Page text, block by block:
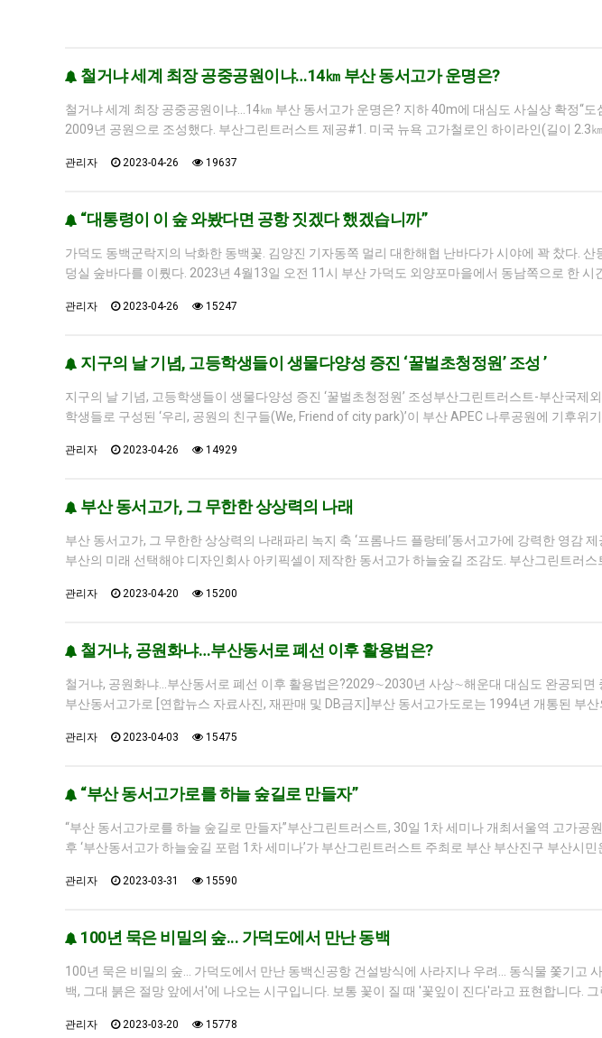
철거냐 세계 최장 공중공원이냐…14㎞ 부산 동서고가 운명은?
철거냐 세계 최장 공중공원이냐…14㎞ 부산 동서고가 운명은? 지하 40m에 대심도 사실상 확정“
2009년 공원으로 조성했다. 부산그린트러스트 제공#1. 미국 뉴욕 고가철로인 하이라인(길이 2.3
관리자 2023-04-26 19637
“대통령이 이 숲 와봤다면 공항 짓겠다 했겠습니까”
가덕도 동백군락지의 낙화한 동백꽃. 김양진 기자동쪽 멀리 대한해협 난바다가 시야에 꽉 찼다.
덩실 숲바다를 이뤘다. 2023년 4월13일 오전 11시 부산 가덕도 외양포마을에서 동남쪽으로 한 시
관리자 2023-04-26 15247
지구의 날 기념, 고등학생들이 생물다양성 증진 ‘꿀벌초청정원’ 조성 ’
지구의 날 기념, 고등학생들이 생물다양성 증진 ‘꿀벌초청정원’ 조성부산그린트러스트-부산국제
학생들로 구성된 ‘우리, 공원의 친구들(We, Friend of city park)’이 부산 APEC 나루공원에 기후위
관리자 2023-04-26 14929
부산 동서고가, 그 무한한 상상력의 나래
부산 동서고가, 그 무한한 상상력의 나래파리 녹지 축 ‘프롬나드 플랑테’동서고가에 강력한 영감
부산의 미래 선택해야 디자인회사 아키픽셀이 제작한 동서고가 하늘숲길 조감도. 부산그린트러
관리자 2023-04-20 15200
철거냐, 공원화냐…부산동서로 폐선 이후 활용법은?
철거냐, 공원화냐…부산동서로 폐선 이후 활용법은?2029∼2030년 사상∼해운대 대심도 완공되면
부산동서고가로 [연합뉴스 자료사진, 재판매 및 DB금지]부산 동서고가도로는 1994년 개통된 부
관리자 2023-04-03 15475
“부산 동서고가로를 하늘 숲길로 만들자”
“부산 동서고가로를 하늘 숲길로 만들자”부산그린트러스트, 30일 1차 세미나 개최서울역 고가공
후 ‘부산동서고가 하늘숲길 포럼 1차 세미나’가 부산그린트러스트 주최로 부산 부산진구 부산시
관리자 2023-03-31 15590
100년 묵은 비밀의 숲... 가덕도에서 만난 동백
100년 묵은 비밀의 숲... 가덕도에서 만난 동백신공항 건설방식에 사라지나 우려... 동식물 쫓기고
백, 그대 붉은 절망 앞에서'에 나오는 시구입니다. 보통 꽃이 질 때 '꽃잎이 진다'라고 표현합니다.
관리자 2023-03-20 15778